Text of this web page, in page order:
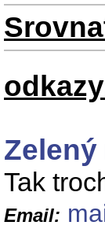
Tak
Email: